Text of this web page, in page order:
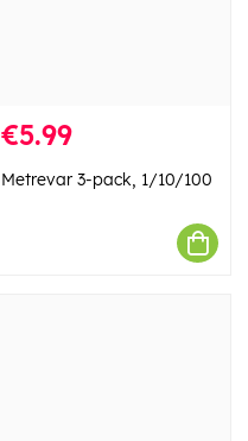
€5.99
Metrevar 3-pack, 1/10/100